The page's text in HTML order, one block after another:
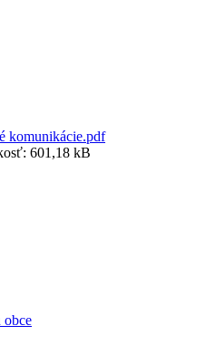
komunikácie.pdf
601,18 kB
obce